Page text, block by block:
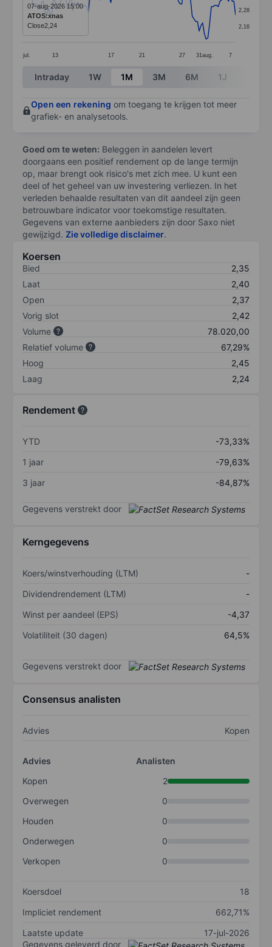
The chart has 1 X axis displaying categories.
The chart has 1 Y axis displaying values. Data
jul. 13 17 21 27 31aug. 7
2,16
2,28
07-aug-2026 15:00
ATOS:xnas
Close2,24
End of interactive chart.
Intraday 1W 1M 3M 6M 1J
Open een rekening om toegang te krijgen tot meer
grafiek- en analysetools.
Goed om te weten: Beleggen in aandelen levert
doorgaans een positief rendement op de lange termijn
op, maar brengt ook risico's met zich mee. U kunt een
deel of het geheel van uw investering verliezen. In het
verleden behaalde resultaten van dit aandeel zijn geen
betrouwbare indicator voor toekomstige resultaten.
Gegevens van externe aanbieders zijn door Saxo niet
gewijzigd. Zie volledige disclaimer.
Koersen
Bied
2,35
Laat
2,40
Open
2,37
Vorig slot
2,42
Volume
78.020,00
Relatief volume
67,29%
Hoog
2,45
Laag
2,24
Rendement
YTD
-73,33%
1 jaar
-79,63%
3 jaar
-84,87%
Gegevens verstrekt door
Kerngegevens
Koers/winstverhouding (LTM)
-
Dividendrendement (LTM)
-
Winst per aandeel (EPS)
-4,37
Volatiliteit (30 dagen)
64,5%
Gegevens verstrekt door
Consensus analisten
Advies Kopen
Advies
Analisten
Kopen
2
Overwegen
0
Houden
0
Onderwegen
0
Verkopen
0
Koersdoel
18
Impliciet rendement
662,71%
Laatste update
17-jul-2026
Gegevens geleverd door